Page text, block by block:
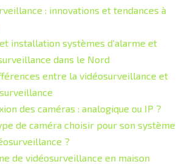
: innovations et tendances à
installation systèmes d’alarme et
dans le Nord
entre la vidéosurveillance et
des caméras : analogique ou IP ?
de caméra choisir pour son système
?
de vidéosurveillance en maison